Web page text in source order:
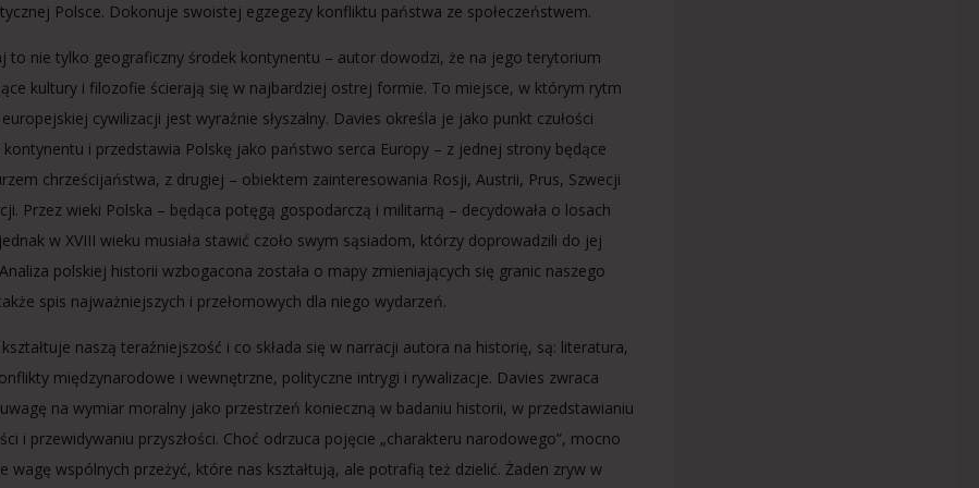
Polsce. Dokonuje swoistej egzegezy konfliktu państwa ze społeczeństwem.
to nie tylko geograficzny środek kontynentu – autor dowodzi, że na jego terytorium
kultury i filozofie ścierają się w najbardziej ostrej formie. To miejsce, w którym rytm
cywilizacji jest wyraźnie słyszalny. Davies określa je jako punkt czułości
kontynentu i przedstawia Polskę jako państwo serca Europy – z jednej strony będące
chrześcijaństwa, z drugiej – obiektem zainteresowania Rosji, Austrii, Prus, Szwecji
Przez wieki Polska – będąca potęgą gospodarczą i militarną – decydowała o losach
w XVIII wieku musiała stawić czoło swym sąsiadom, którzy doprowadzili do jej
polskiej historii wzbogacona została o mapy zmieniających się granic naszego
spis najważniejszych i przełomowych dla niego wydarzeń.
naszą teraźniejszość i co składa się w narracji autora na historię, są: literatura,
międzynarodowe i wewnętrzne, polityczne intrygi i rywalizacje. Davies zwraca
na wymiar moralny jako przestrzeń konieczną w badaniu historii, w przedstawianiu
i przewidywaniu przyszłości. Choć odrzuca pojęcie „charakteru narodowego”, mocno
wagę wspólnych przeżyć, które nas kształtują, ale potrafią też dzielić. Żaden zryw w